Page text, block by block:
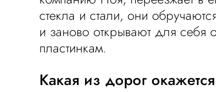
стекла и стали, они
и заново открывают для
пластинкам.
Какая из дорог